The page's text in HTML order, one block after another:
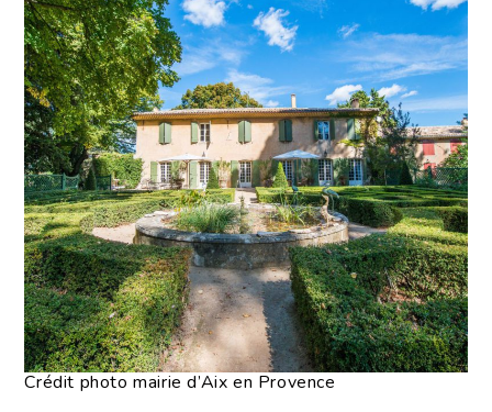
Crédit photo mairie d’Aix en Provence